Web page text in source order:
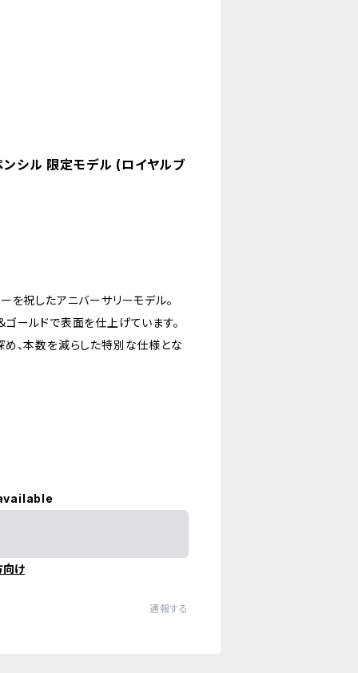
シル 限定モデル (ロイヤルブ
祝したアニバーサリーモデル。
ールドで表面を仕上げています。
、本数を減らした特別な仕様とな
向け
通報する